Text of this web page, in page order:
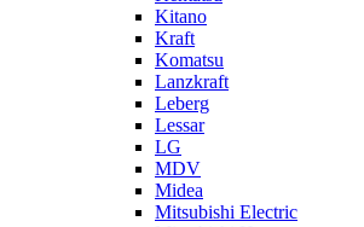
Kitano
Kraft
Komatsu
Lanzkraft
Leberg
Lessar
LG
MDV
Midea
Mitsubishi Electric